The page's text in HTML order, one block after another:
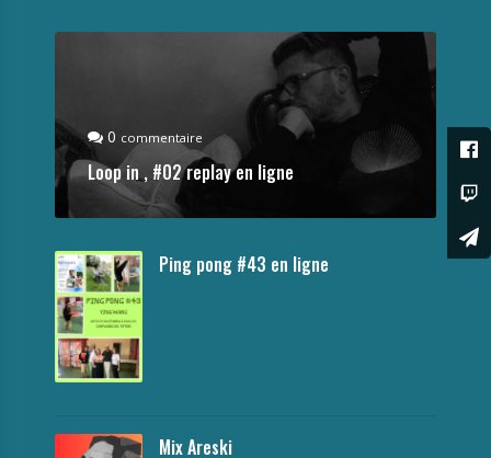
0 commentaire
Loop in , #02 replay en ligne
Ping pong #43 en ligne
Mix Areski